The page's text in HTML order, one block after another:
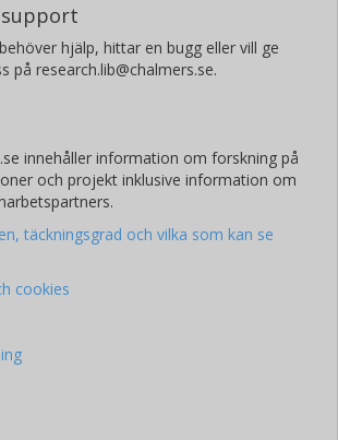
support
hjälp, hittar en bugg eller vill ge
på research.lib@chalmers.se.
innehåller information om forskning på
och projekt inklusive information om
täckningsgrad och vilka som kan se
cookies